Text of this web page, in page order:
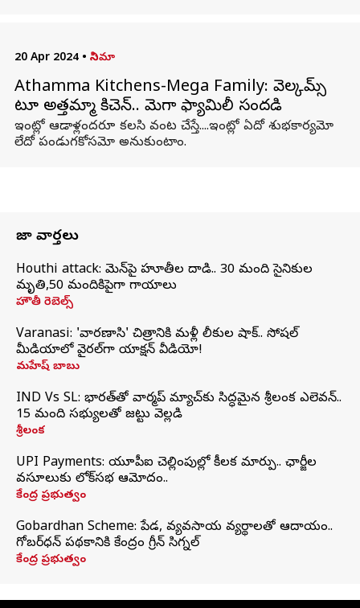
20 Apr 2024 • సినిమా
Athamma Kitchens-Mega Family: వెల్కమ్స్‌
టూ అత్తమ్మా కిచెన్‌.. మెగా ఫ్యామిలీ సందడి
ఇంట్లో ఆడాళ్లందరూ కలసి వంట చేస్తే....ఇంట్లో ఏదో శుభకార్యమో
లేదో పండుగకోసమో అనుకుంటాం.
తాజా వార్తలు
Houthi attack: యెమెన్‌పై హూతీల దాడి.. 30 మంది సైనికుల
మృతి,50 మందికిపైగా గాయాలు
హౌతీ రెబెల్స్
Varanasi: 'వారణాసి' చిత్రానికి మళ్లీ లీకుల షాక్.. సోషల్
మీడియాలో వైరల్‌గా యాక్షన్ వీడియో!
మహేష్ బాబు
IND Vs SL: భారత్‌తో వార్మప్‌ మ్యాచ్‌కు సిద్ధమైన శ్రీలంక ఎలెవన్..
15 మంది సభ్యులతో జట్టు వెల్లడి
శ్రీలంక
UPI Payments: యూపీఐ చెల్లింపుల్లో కీలక మార్పు.. ఛార్జీల
వసూలుకు లోక్‌సభ ఆమోదం..
కేంద్ర ప్రభుత్వం
Gobardhan Scheme: పేడ, వ్యవసాయ వ్యర్థాలతో ఆదాయం..
గోబర్‌ధన్ పథకానికి కేంద్రం గ్రీన్ సిగ్నల్
కేంద్ర ప్రభుత్వం